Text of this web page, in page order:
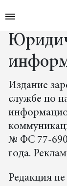
Издание
службе по
№ ФС 77-
года.
Редакция не